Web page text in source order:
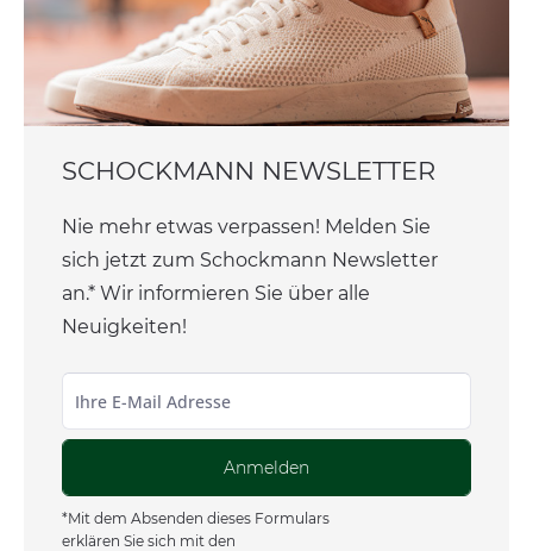
SCHOCKMANN NEWSLETTER
Nie mehr etwas verpassen! Melden Sie
sich jetzt zum Schockmann Newsletter
an.* Wir informieren Sie über alle
Neuigkeiten!
Anmelden
*Mit dem Absenden dieses Formulars
erklären Sie sich mit den